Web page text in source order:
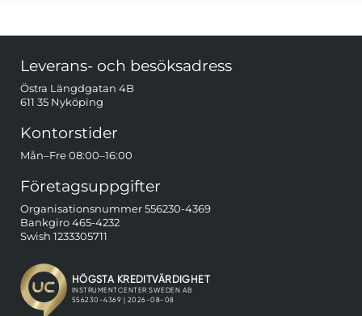
Leverans- och besöksadress
Östra Längdgatan 4B
611 35 Nyköping
Kontorstider
Mån–Fre 08:00–16:00
Företagsuppgifter
Organisationsnummer 556230-4369
Bankgiro 465-4232
Swish 1233305711